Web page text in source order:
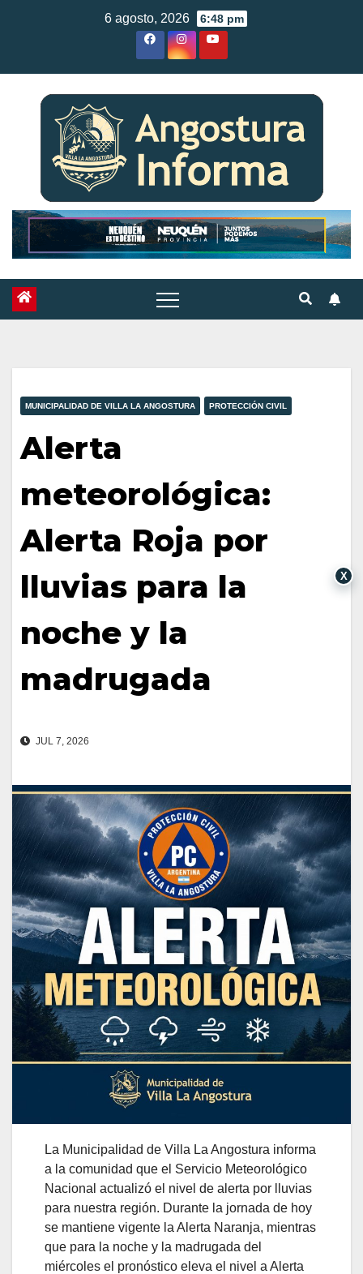
6 agosto, 2026 6:48 pm
MUNICIPALIDAD DE VILLA LA ANGOSTURA PROTECCIÓN CIVIL
Alerta
meteorológica:
Alerta Roja por
lluvias para la
noche y la
madrugada
JUL 7, 2026
La Municipalidad de Villa La Angostura informa
a la comunidad que el Servicio Meteorológico
Nacional actualizó el nivel de alerta por lluvias
para nuestra región. Durante la jornada de hoy
se mantiene vigente la Alerta Naranja, mientras
que para la noche y la madrugada del
miércoles el pronóstico eleva el nivel a Alerta
X